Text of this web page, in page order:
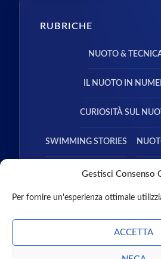
Gestisci Consenso
Per fornire un'esperienza ottimale
ACCETTA
RUBRICHE
NUOTO &
IL NUOTO IN
CURIOSITÀ SUL
SWIMMING STORIES
NUOTO & SALUTE